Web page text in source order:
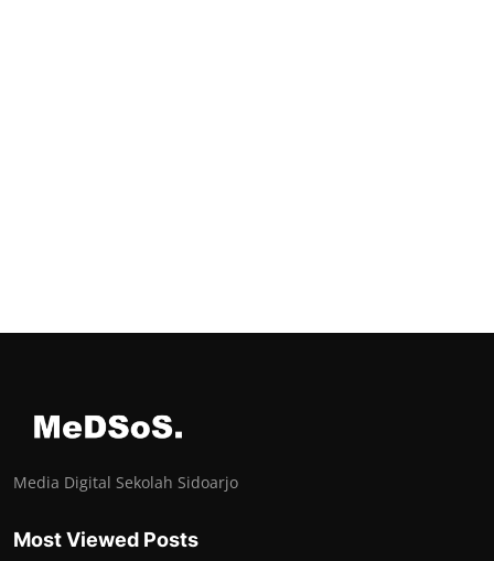
Media Digital Sekolah Sidoarjo
Most Viewed Posts